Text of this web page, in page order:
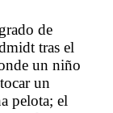
de
tras el
un niño
un
pelota; el